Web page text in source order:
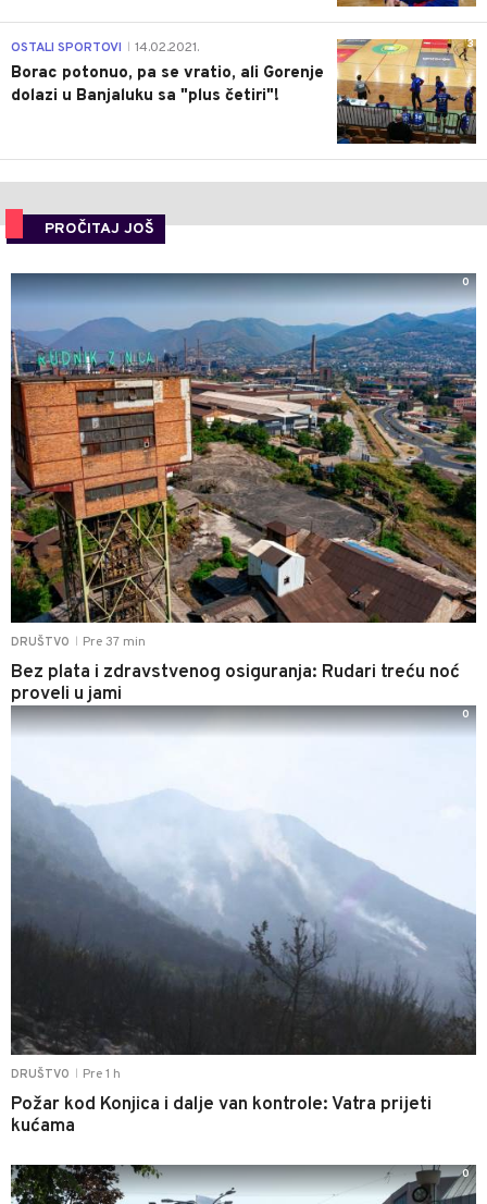
3
OSTALI SPORTOVI 14.02.2021.
Borac potonuo, pa se vratio, ali Gorenje
dolazi u Banjaluku sa "plus četiri"!
PROČITAJ JOŠ
DRUŠTVO Pre 37 min
Bez plata i zdravstvenog osiguranja: Rudari treću noć
proveli u jami
0
DRUŠTVO Pre 1 h
Požar kod Konjica i dalje van kontrole: Vatra prijeti
kućama
0
0